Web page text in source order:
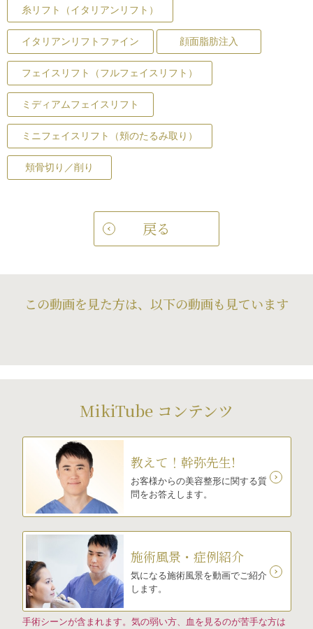
糸リフト（イタリアンリフト）
イタリアンリフトファイン 顔面脂肪注入
フェイスリフト（フルフェイスリフト）
ミディアムフェイスリフト
ミニフェイスリフト（頬のたるみ取り）
頬骨切り／削り
戻る
この動画を見た方は、以下の動画も見ています
MikiTube コンテンツ
教えて！幹弥先生!
お客様からの美容整形に関する質
問をお答えします。
施術風景・症例紹介
気になる施術風景を動画でご紹介
します。
手術シーンが含まれます。気の弱い方、血を見るのが苦手な方は